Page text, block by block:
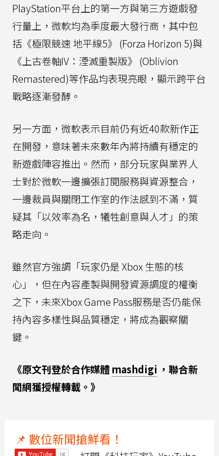
PlayStation平台上的第一方與第三方遊戲發
行量上，微軟均為季度最大發行商，其中包
括《極限競速 地平線5》 (Forza Horizon 5)與
《上古卷軸IV：湮滅重製版》 (Oblivion
Remastered)等作品均表現亮眼，顯示跨平台
戰略逐漸發酵。
另一方面，微軟表示目前仍有近40款新作正
在開發，意味著未來數年內將持續有穩定的
新遊戲陣容推出。然而，部分玩家與業界人
士對於微軟一邊擴張訂閱服務與資源整合，
一邊裁員與關閉工作室的作法感到不滿，質
疑其「以效率為名，犧牲創意與人才」的策
略走向。
雖然官方強調「玩家仍是 Xbox 生態的核
心」，但在內容產製與開發資源調度的權衡
之下，未來Xbox Game Pass服務是否仍能保
持內容多樣性與品質穩定，將成為觀察關
鍵。
《原文刊登於合作媒體 mashdigi ，聯合新
聞網獲授權轉載。》
📌 數位新聞搶鮮看！